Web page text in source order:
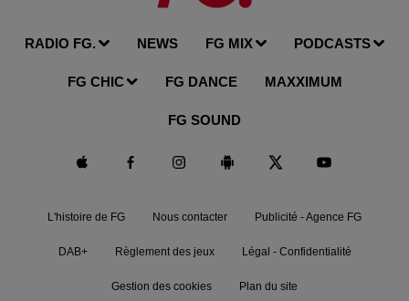
RADIO FG. NEWS FG MIX PODCASTS
FG CHIC FG DANCE MAXXIMUM
FG SOUND
L'histoire de FG Nous contacter Publicité - Agence FG
DAB+ Règlement des jeux Légal - Confidentialité
Gestion des cookies Plan du site